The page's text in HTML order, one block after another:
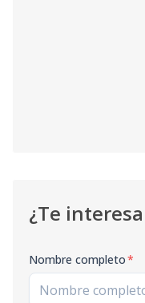
¿Te
Nombre completo*